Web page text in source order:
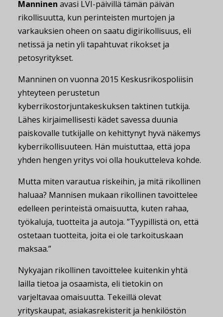
Manninen avasi LVI-päivillä tämän päivän
rikollisuutta, kun perinteisten murtojen ja
varkauksien oheen on saatu digirikollisuus, eli
netissä ja netin yli tapahtuvat rikokset ja
petosyritykset.
Manninen on vuonna 2015 Keskusrikospoliisin
yhteyteen perustetun
kyberrikostorjuntakeskuksen taktinen tutkija.
Lähes kirjaimellisesti kädet savessa duunia
paiskovalle tutkijalle on kehittynyt hyvä näkemys
kyberrikollisuuteen. Hän muistuttaa, että jopa
yhden hengen yritys voi olla houkutteleva kohde.
Mutta miten varautua riskeihin, ja mitä rikollinen
haluaa? Mannisen mukaan rikollinen tavoittelee
edelleen perinteistä omaisuutta, kuten rahaa,
työkaluja, tuotteita ja autoja. ”Tyypillistä on, että
ostetaan tuotteita, joita ei ole tarkoituskaan
maksaa.”
Nykyajan rikollinen tavoittelee kuitenkin yhtä
lailla tietoa ja osaamista, eli tietokin on
varjeltavaa omaisuutta. Tekeillä olevat
yrityskaupat, asiakasrekisterit ja henkilöstön